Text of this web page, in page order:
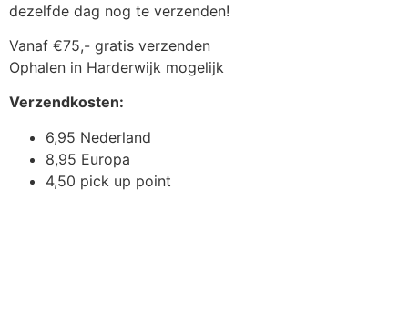
dezelfde dag nog te verzenden!
Vanaf €75,- gratis verzenden
Ophalen in Harderwijk mogelijk
Verzendkosten:
6,95 Nederland
8,95 Europa
4,50 pick up point